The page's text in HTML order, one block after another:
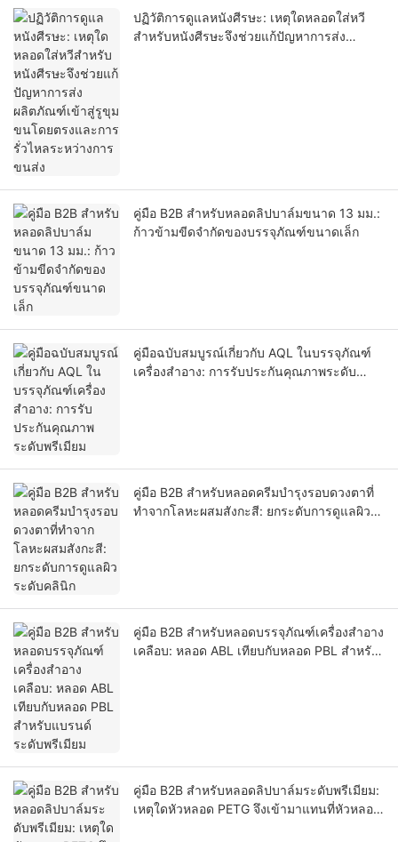
ปฏิวัติการดูแลหนังศีรษะ: เหตุใดหลอดใส่หวี
สำหรับหนังศีรษะจึงช่วยแก้ปัญหาการส่ง
คู่มือ B2B สำหรับหลอดลิปบาล์มขนาด 13 มม.:
ก้าวข้ามขีดจำกัดของบรรจุภัณฑ์ขนาดเล็ก
คู่มือฉบับสมบูรณ์เกี่ยวกับ AQL ในบรรจุภัณฑ์
เครื่องสำอาง: การรับประกันคุณภาพระดับ
คู่มือ B2B สำหรับหลอดครีมบำรุงรอบดวงตาที่
ทำจากโลหะผสมสังกะสี: ยกระดับการดูแลผิว
คู่มือ B2B สำหรับหลอดบรรจุภัณฑ์เครื่องสำอาง
เคลือบ: หลอด ABL เทียบกับหลอด PBL สำหรับ
คู่มือ B2B สำหรับหลอดลิปบาล์มระดับพรีเมียม:
เหตุใดหัวหลอด PETG จึงเข้ามาแทนที่หัวหลอด